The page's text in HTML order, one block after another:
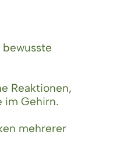
Reaktionen,
im Gehirn.
mehrerer